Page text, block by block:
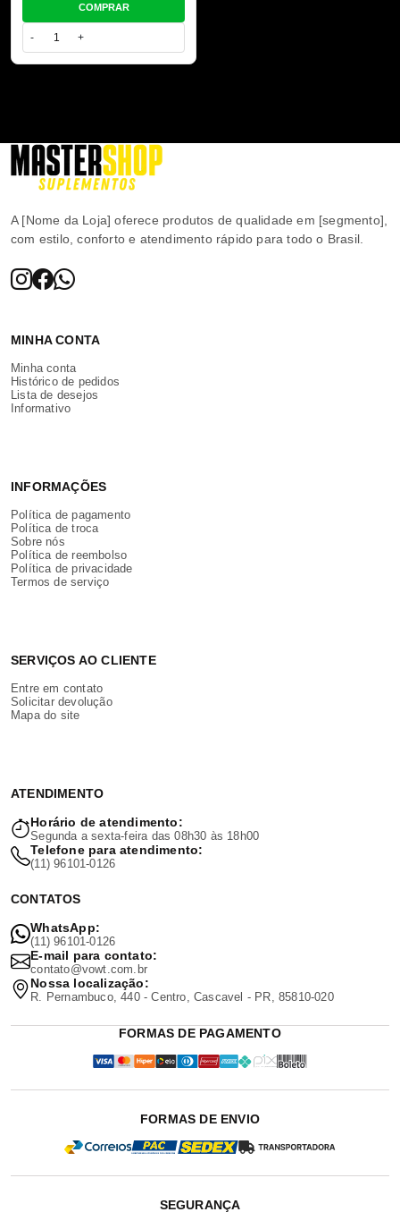
COMPRAR
- +
A [Nome da Loja] oferece produtos de qualidade em [segmento],
com estilo, conforto e atendimento rápido para todo o Brasil.
MINHA CONTA
Minha conta
Histórico de pedidos
Lista de desejos
Informativo
INFORMAÇÕES
Política de pagamento
Política de troca
Sobre nós
Política de reembolso
Política de privacidade
Termos de serviço
SERVIÇOS AO CLIENTE
Entre em contato
Solicitar devolução
Mapa do site
ATENDIMENTO
Horário de atendimento:
Segunda a sexta-feira das 08h30 às 18h00
Telefone para atendimento:
(11) 96101-0126
CONTATOS
WhatsApp:
(11) 96101-0126
E-mail para contato:
contato@vowt.com.br
Nossa localização:
R. Pernambuco, 440 - Centro, Cascavel - PR, 85810-020
FORMAS DE PAGAMENTO
FORMAS DE ENVIO
SEGURANÇA